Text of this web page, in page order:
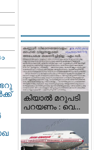
കിയാല്‍ മറുപടി
പറയണം : വെ...